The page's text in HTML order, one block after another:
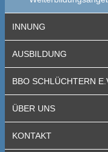
INNUNG
AUSBILDUNG
BBO SCHLÜCHTERN
ÜBER UNS
KONTAKT